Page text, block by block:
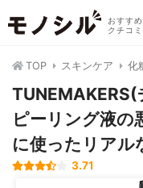
おすす
クチコ
TOP スキンケア 化
ピーリング液の
に使ったリアル
3.71